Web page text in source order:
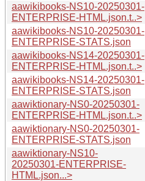
aawikibooks-NS10-20250301-
ENTERPRISE-HTML.json.t..>
aawikibooks-NS10-20250301-
ENTERPRISE-STATS.json
aawikibooks-NS14-20250301-
ENTERPRISE-HTML.json.t..>
aawikibooks-NS14-20250301-
ENTERPRISE-STATS.json
aawiktionary-NS0-20250301-
ENTERPRISE-HTML.json.t..>
aawiktionary-NS0-20250301-
ENTERPRISE-STATS.json
aawiktionary-NS10-
20250301-ENTERPRISE-
HTML.json...>